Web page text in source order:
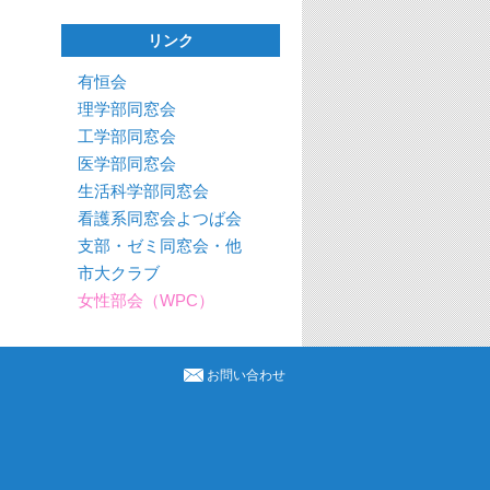
リンク
有恒会
理学部同窓会
工学部同窓会
医学部同窓会
生活科学部同窓会
看護系同窓会よつば会
支部・ゼミ同窓会・他
市大クラブ
女性部会（WPC）
お問い合わせ